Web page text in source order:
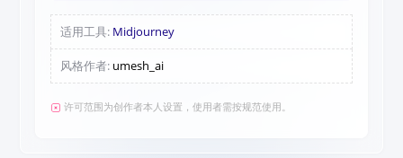
适用工具: Midjourney
风格作者: umesh_ai
许可范围为创作者本人设置，使用者需按规范使用。